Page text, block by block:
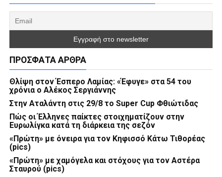
ΠΡΌΣΦΑΤΑ ΆΡΘΡΑ
Θλίψη στον Έσπερο Λαμίας: «Έφυγε» στα 54 του
χρόνια ο Αλέκος Σεργιάννης
Στην Αταλάντη στις 29/8 το Super Cup Φθιώτιδας
Πώς οι Έλληνες παίκτες στοιχηματίζουν στην
Ευρωλίγκα κατά τη διάρκεια της σεζόν
«Πρώτη» με όνειρα για τον Κηφισσό Κάτω Τιθορέας
(pics)
«Πρώτη» με χαμόγελα και στόχους για τον Αστέρα
Σταυρού (pics)